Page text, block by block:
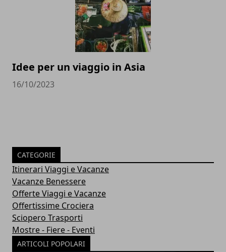
Idee per un viaggio in Asia
16/10/2023
CATEGORIE
Itinerari Viaggi e Vacanze
Vacanze Benessere
Offerte Viaggi e Vacanze
Offertissime Crociera
Sciopero Trasporti
Mostre - Fiere - Eventi
ARTICOLI POPOLARI